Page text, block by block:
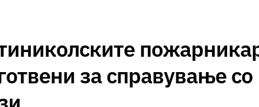
за справување со